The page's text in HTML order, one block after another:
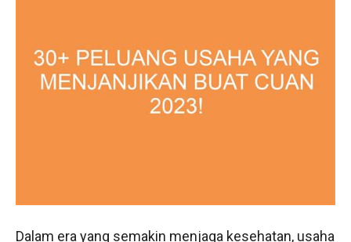
Dalam era yang semakin menjaga kesehatan, usaha